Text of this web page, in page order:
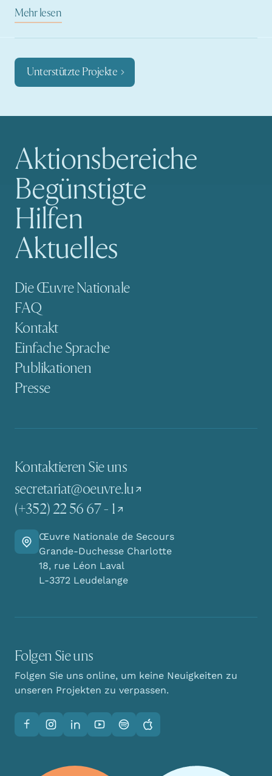
Mehr lesen
Unterstützte Projekte
Hauptnavigation
Aktionsbereiche
Begünstigte
Hilfen
Aktuelles
Sekundäre Navigation
Die Œuvre Nationale
FAQ
Kontakt
Einfache Sprache
Publikationen
Presse
Kontaktieren Sie uns
secretariat@oeuvre.lu
(+352) 22 56 67 - 1
Finden Sie den Weg zu uns
Œuvre Nationale de Secours
Grande-Duchesse Charlotte
18, rue Léon Laval
L-3372 Leudelange
Folgen Sie uns
Folgen Sie uns online, um keine Neuigkeiten zu
unseren Projekten zu verpassen.
FacebookInstagramLinkedInYouTubeSpotifyApple